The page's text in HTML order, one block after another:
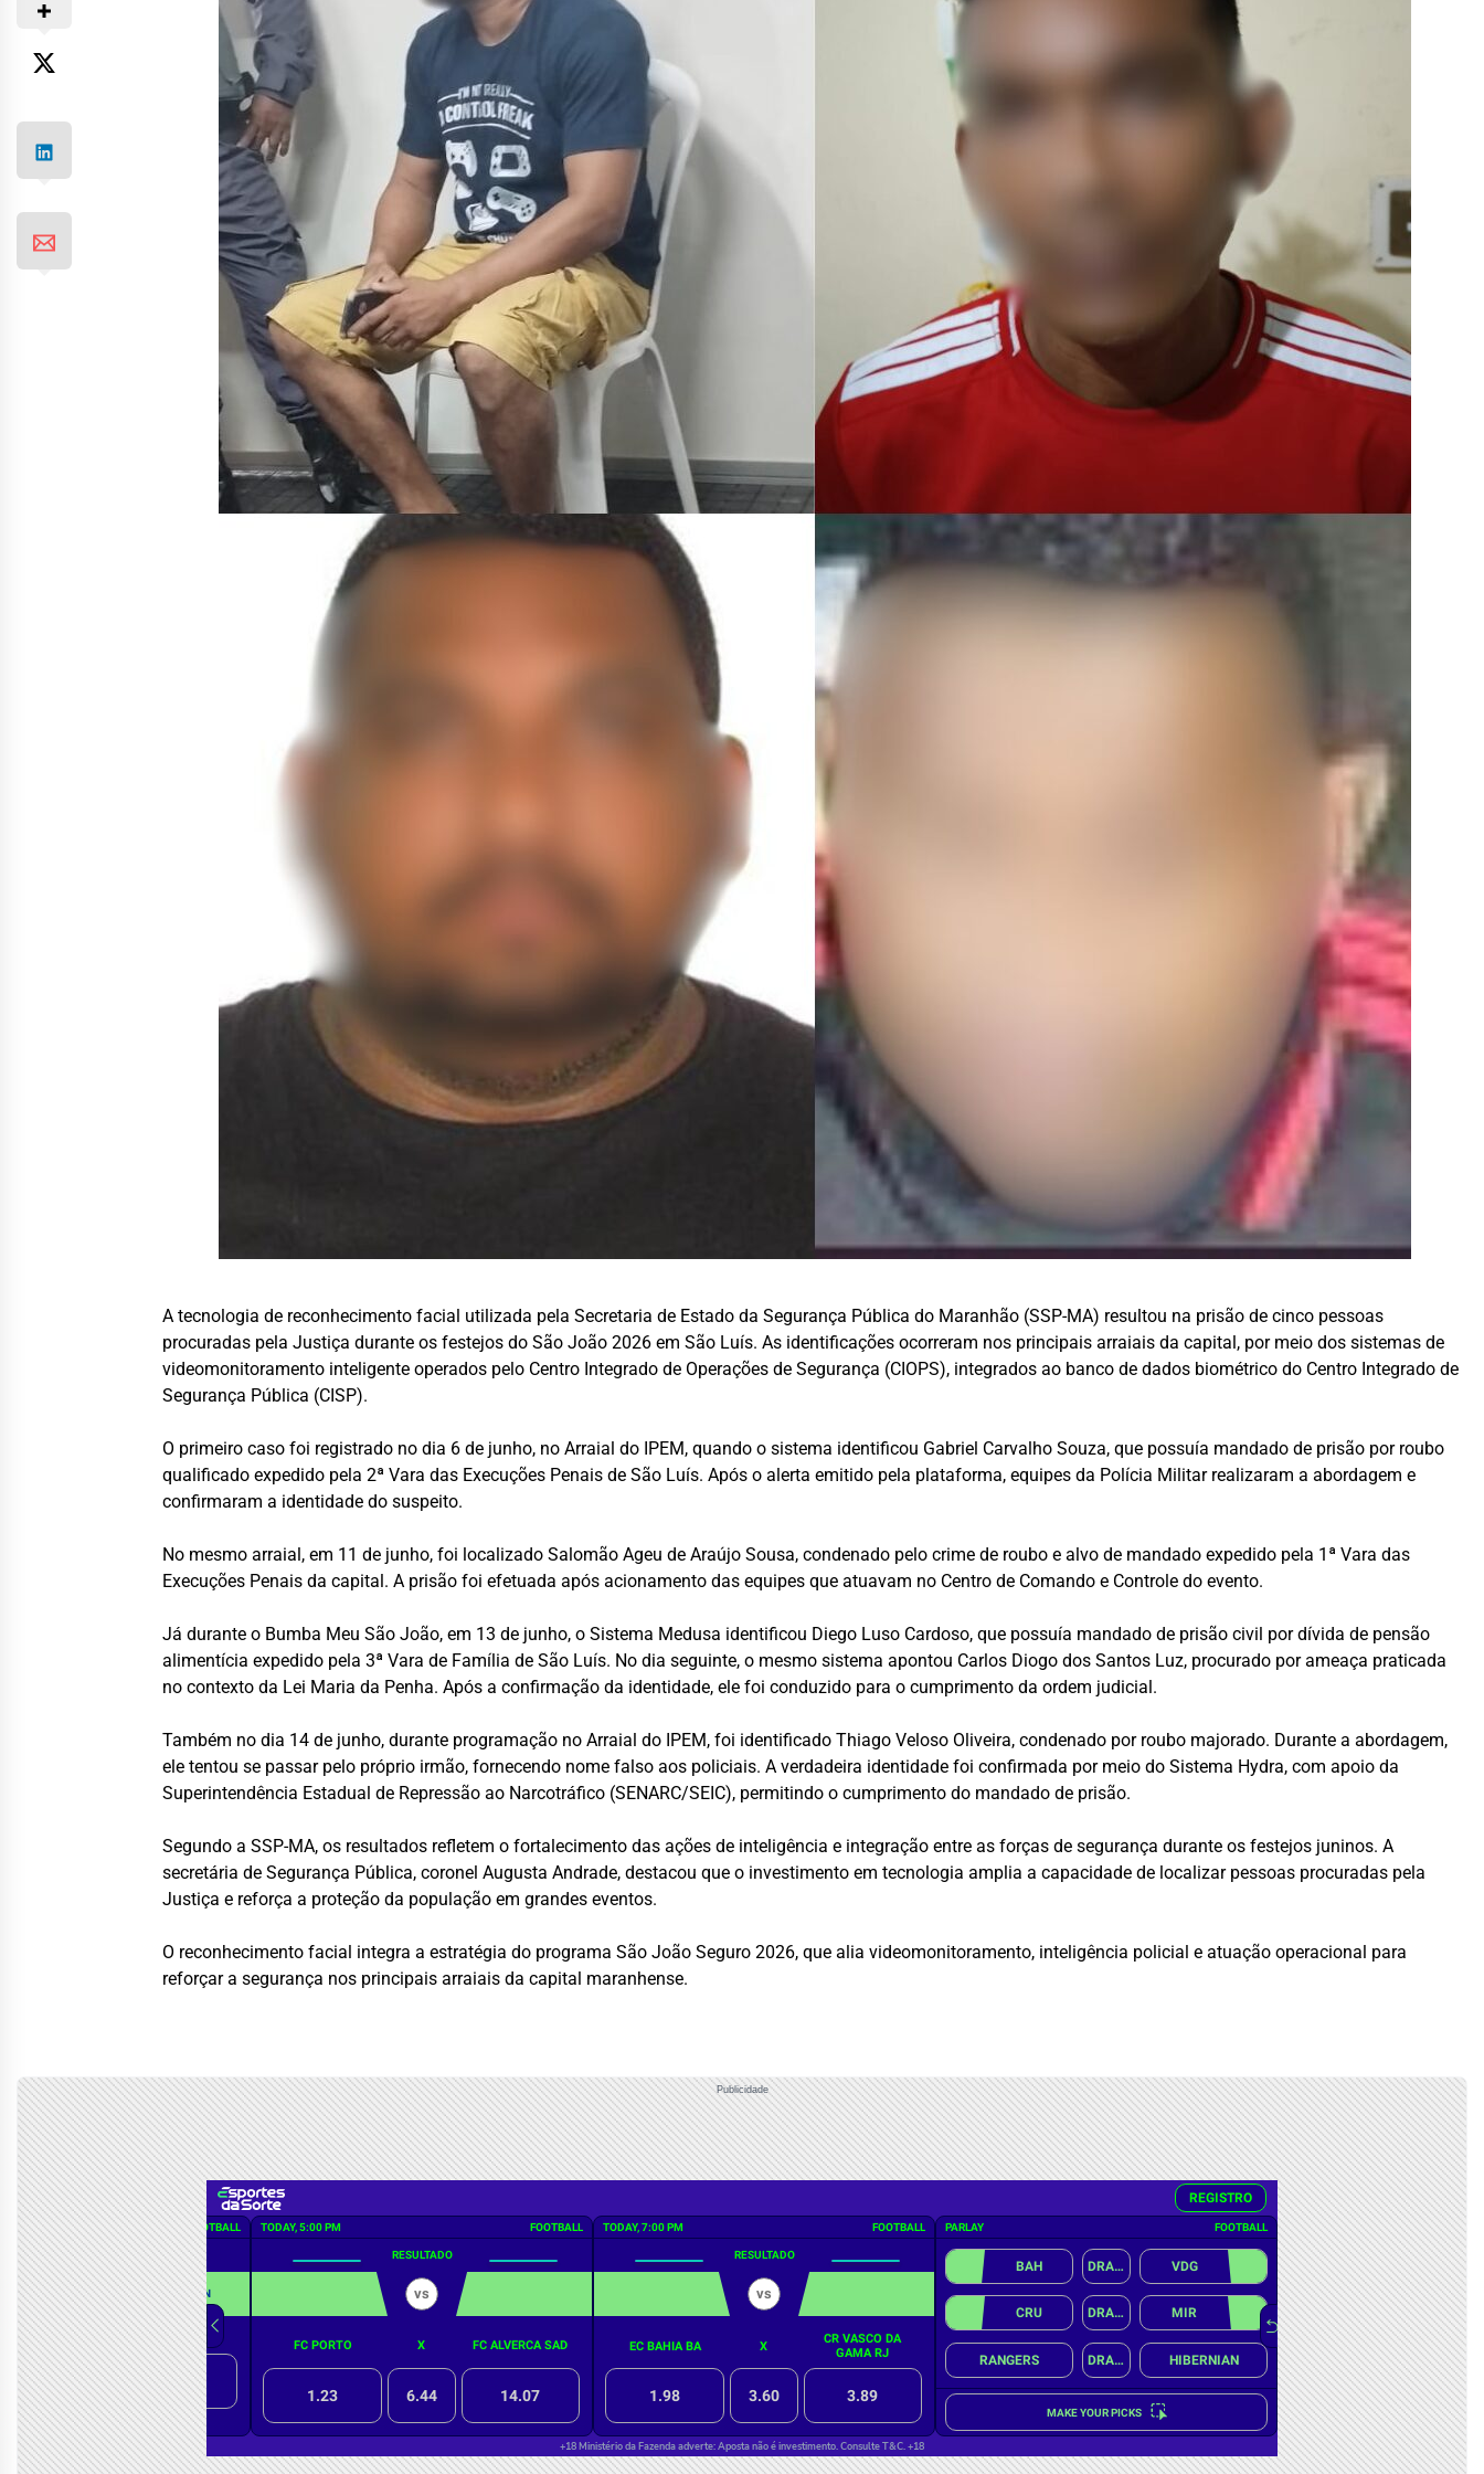
A tecnologia de reconhecimento facial utilizada pela Secretaria de Estado da Segurança Pública do Maranhão (SSP-MA) resultou na prisão de cinco pessoas
procuradas pela Justiça durante os festejos do São João 2026 em São Luís. As identificações ocorreram nos principais arraiais da capital, por meio dos sistemas de
videomonitoramento inteligente operados pelo Centro Integrado de Operações de Segurança (CIOPS), integrados ao banco de dados biométrico do Centro Integrado de
Segurança Pública (CISP).
O primeiro caso foi registrado no dia 6 de junho, no Arraial do IPEM, quando o sistema identificou Gabriel Carvalho Souza, que possuía mandado de prisão por roubo
qualificado expedido pela 2ª Vara das Execuções Penais de São Luís. Após o alerta emitido pela plataforma, equipes da Polícia Militar realizaram a abordagem e
confirmaram a identidade do suspeito.
No mesmo arraial, em 11 de junho, foi localizado Salomão Ageu de Araújo Sousa, condenado pelo crime de roubo e alvo de mandado expedido pela 1ª Vara das
Execuções Penais da capital. A prisão foi efetuada após acionamento das equipes que atuavam no Centro de Comando e Controle do evento.
Já durante o Bumba Meu São João, em 13 de junho, o Sistema Medusa identificou Diego Luso Cardoso, que possuía mandado de prisão civil por dívida de pensão
alimentícia expedido pela 3ª Vara de Família de São Luís. No dia seguinte, o mesmo sistema apontou Carlos Diogo dos Santos Luz, procurado por ameaça praticada
no contexto da Lei Maria da Penha. Após a confirmação da identidade, ele foi conduzido para o cumprimento da ordem judicial.
Também no dia 14 de junho, durante programação no Arraial do IPEM, foi identificado Thiago Veloso Oliveira, condenado por roubo majorado. Durante a abordagem,
ele tentou se passar pelo próprio irmão, fornecendo nome falso aos policiais. A verdadeira identidade foi confirmada por meio do Sistema Hydra, com apoio da
Superintendência Estadual de Repressão ao Narcotráfico (SENARC/SEIC), permitindo o cumprimento do mandado de prisão.
Segundo a SSP-MA, os resultados refletem o fortalecimento das ações de inteligência e integração entre as forças de segurança durante os festejos juninos. A
secretária de Segurança Pública, coronel Augusta Andrade, destacou que o investimento em tecnologia amplia a capacidade de localizar pessoas procuradas pela
Justiça e reforça a proteção da população em grandes eventos.
O reconhecimento facial integra a estratégia do programa São João Seguro 2026, que alia videomonitoramento, inteligência policial e atuação operacional para
reforçar a segurança nos principais arraiais da capital maranhense.
Publicidade